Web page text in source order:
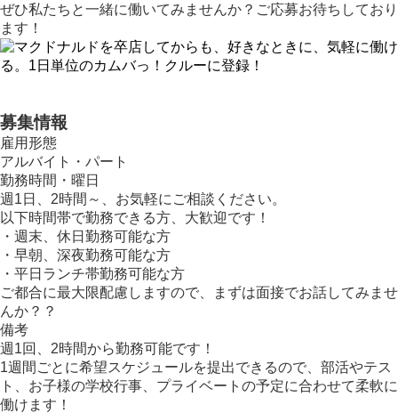
ぜひ私たちと一緒に働いてみませんか？ご応募お待ちしており
ます！
募集情報
雇用形態
アルバイト・パート
勤務時間・曜日
週1日、2時間～、お気軽にご相談ください。
以下時間帯で勤務できる方、大歓迎です！
・週末、休日勤務可能な方
・早朝、深夜勤務可能な方
・平日ランチ帯勤務可能な方
ご都合に最大限配慮しますので、まずは面接でお話してみませ
んか？？
備考
週1回、2時間から勤務可能です！
1週間ごとに希望スケジュールを提出できるので、部活やテス
ト、お子様の学校行事、プライベートの予定に合わせて柔軟に
働けます！